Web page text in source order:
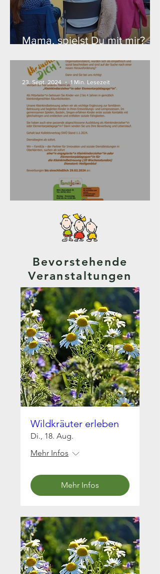
Mama, spielst Du mit mir?
23. Sept. 2024 1 Min. Lesezeit
Wildkräuter erleben
Di., 18. Aug.
Mehr Infos
Mehr Infos
Bevorstehende
Veranstaltungen